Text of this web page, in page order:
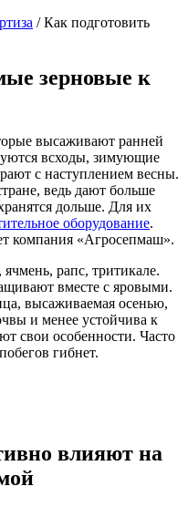
/Как подготовить
зерновые к
высаживают ранней
всходы, зимующие
с наступлением весны.
ведь дают больше
дольше. Для их
оборудование.
компания «Агросепмаш».
рапс, тритикале.
вместе с яровыми.
высаживаемая осенью,
и менее устойчива к
свои особенности. Часто
гибнет.
влияют на